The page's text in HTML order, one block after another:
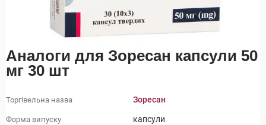
Аналоги для Зоресан капсули 50
мг 30 шт
Торгівельна назва Зоресан
Форма випуску капсули